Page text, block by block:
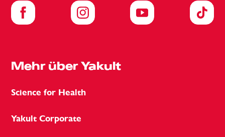
Mehr über Yakult
Science for Health
Yakult Corporate